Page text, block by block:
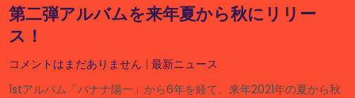
第二弾アルバムを来年夏から秋にリリー
ス！
コメントはまだありません |最新ニュース
1stアルバム「バナナ陽一」から6年を経て、来年2021年の夏から秋